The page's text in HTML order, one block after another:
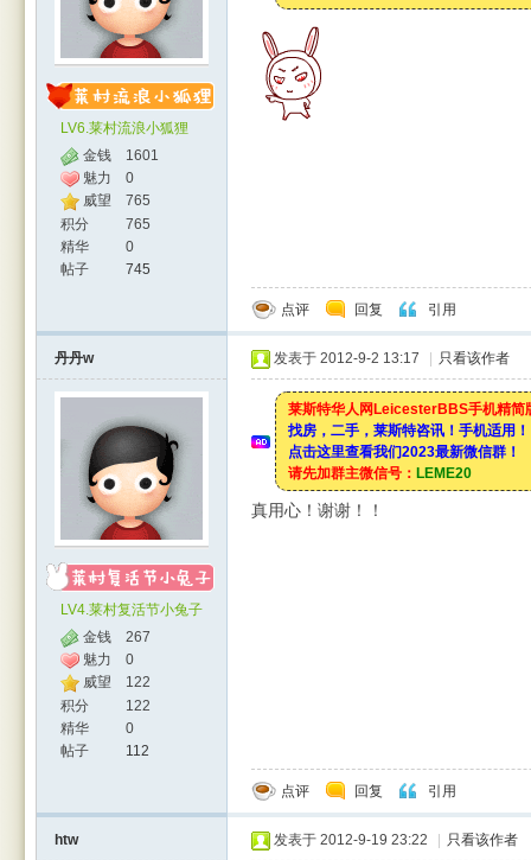
LV6.莱村流浪小狐狸
金钱
1601
魅力
0
威望
765
积分
765
精华
0
帖子
745
点评 回复 引用
丹丹w
LV4.莱村复活节小兔子
金钱
267
魅力
0
威望
122
积分
122
精华
0
帖子
112
发表于 2012-9-2 13:17 只看该作者
莱斯特华人网LeicesterBBS手机精简
找房，二手，莱斯特咨讯！手机适用！
点击这里查看我们2023最新微信群！
请先加群主微信号： LEME20
真用心！谢谢！！
点评 回复 引用
htw 发表于 2012-9-19 23:22 只看该作者